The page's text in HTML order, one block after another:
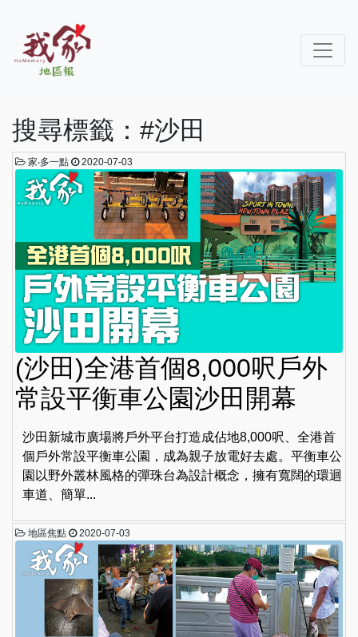
搜尋標籤：#沙田
家‧多一點 2020-07-03
(沙田)全港首個8,000呎戶外
常設平衡車公園沙田開幕
沙田新城市廣場將戶外平台打造成佔地8,000呎、全港首
個戶外常設平衡車公園，成為親子放電好去處。平衡車公
園以野外叢林風格的彈珠台為設計概念，擁有寬闊的環迴
車道、簡單...
地區焦點 2020-07-03